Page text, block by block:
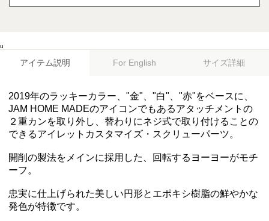
u
アイテム説明 For English サイズ詳細
2019年のラッキーカラー、"金"、"白"、"赤"をベースに、
JAM HOME MADEのアイコンでもあるアタッチメントの
２重カンを取り外し、替わりにネジ式で取り付けることの
できるアイレットカスタマイズ・スクリューパーツ。
開削の製法をメインに採用した、回転するヨーヨーがモチ
ーフ。
忠実に仕上げられた美しい円形とエポキシ樹脂の鮮やかな
発色が特徴です。